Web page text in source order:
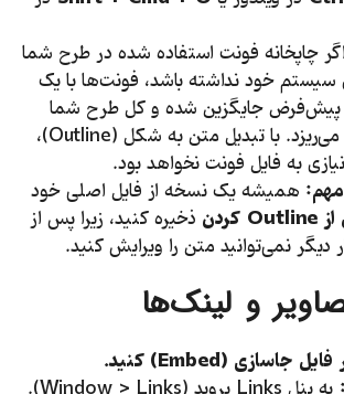
اگر چاپخانه فونت استفاده شده در طرح شما
سیستم خود نداشته باشد، فونت‌ها با یک
جایگزین شده و کل طرح شما
به‌هم می‌ریزد. با تبدیل متن به شکل (Outline)،
به فایل فونت نخواهد بود.
همیشه یک نسخه از فایل اصلی خود
Outline کردن ذخیره کنید، زیرا پس از
دیگر نمی‌توانید متن را ویرایش کنید.
و لینک‌ها
فایل جاسازی (Embed) کنید.